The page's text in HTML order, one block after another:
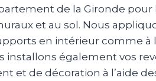
de la Gironde pour
et au sol. Nous
en intérieur comme à
installons également vos
et de décoration à l’aide